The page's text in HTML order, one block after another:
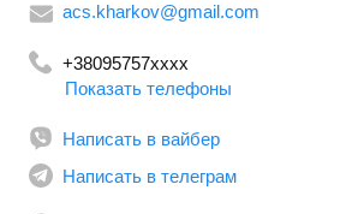
acs.kharkov@gmail.com
+38095757xxxx
Показать телефоны
Написать в вайбер
Написать в телеграм